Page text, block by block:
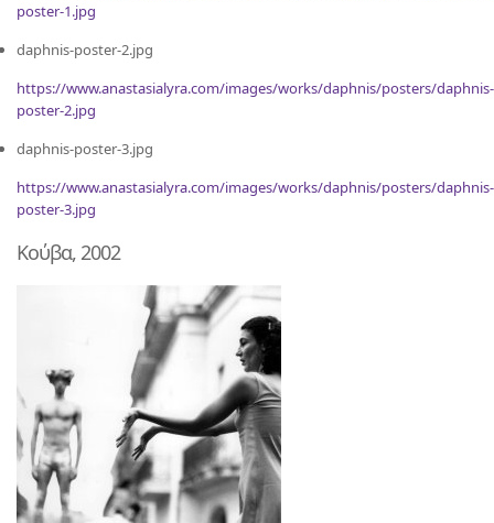
poster-1.jpg
daphnis-poster-2.jpg
https://www.anastasialyra.com/images/works/daphnis/posters/daphnis-
poster-2.jpg
daphnis-poster-3.jpg
https://www.anastasialyra.com/images/works/daphnis/posters/daphnis-
poster-3.jpg
Κούβα, 2002